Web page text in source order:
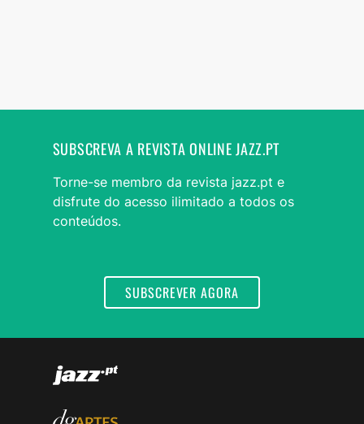
SUBSCREVA A REVISTA ONLINE JAZZ.PT
Torne-se membro da revista jazz.pt e
disfrute do acesso ilimitado a todos os
conteúdos.
SUBSCREVER AGORA